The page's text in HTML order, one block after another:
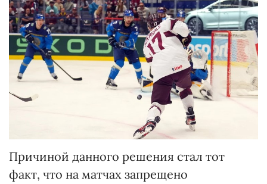
Причиной данного решения стал тот
факт, что на матчах запрещено